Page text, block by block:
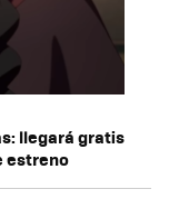
llegará gratis
estreno